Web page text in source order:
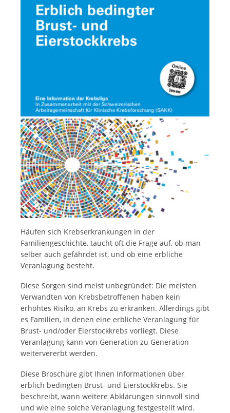
Italiano
Deutsch
Häufen sich Krebserkrankungen in der
Familiengeschichte, taucht oft die Frage auf, ob man
selber auch gefährdet ist, und ob eine erbliche
Veranlagung besteht.
Diese Sorgen sind meist unbegründet: Die meisten
Verwandten von Krebsbetroffenen haben kein
erhöhtes Risiko, an Krebs zu erkranken. Allerdings gibt
es Familien, in denen eine erbliche Veranlagung für
Brust- und/oder Eierstockkrebs vorliegt. Diese
Veranlagung kann von Generation zu Generation
weitervererbt werden.
Diese Broschüre gibt Ihnen Informationen über
erblich bedingten Brust- und Eierstockkrebs. Sie
beschreibt, wann weitere Abklärungen sinnvoll sind
und wie eine solche Veranlagung festgestellt wird.